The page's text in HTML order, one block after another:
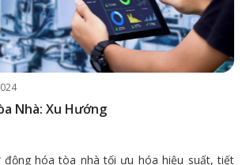
Nhà: Xu Hướng
động hóa tòa nhà tối ưu hóa hiệu suất, tiết